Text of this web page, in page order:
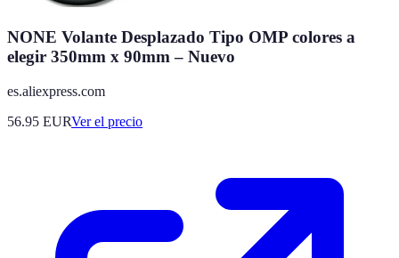
NONE Volante Desplazado Tipo OMP colores a
elegir 350mm x 90mm – Nuevo
es.aliexpress.com
56.95 EURVer el precio